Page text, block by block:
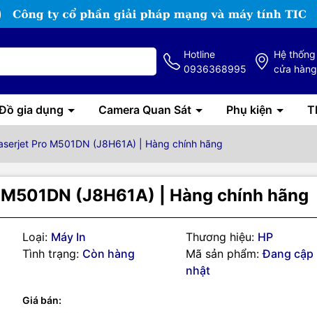
Hotline
0936368995
Hệ thống
cửa hàng
gia dụng Camera Quan Sát Phụ kiện
Pro M501DN (J8H61A) | Hàng chính hãng
(J8H61A) | Hàng chính hãng
Loại: Máy In Thương hiệu: HP
Tình trạng: Còn hàng Mã sản phẩm: Đang cập
nhật
Giá bán:
kỹ thuật
đen trắng HP Laserjet